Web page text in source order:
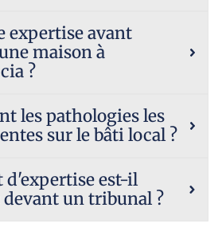
expertise avant
maison à
?
les pathologies les
sur le bâti local ?
d'expertise est-il
devant un tribunal ?